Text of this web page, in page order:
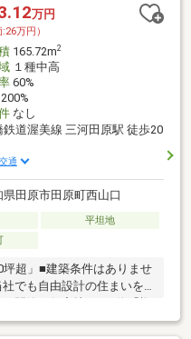
万円
:26万円）
165.72m2
１種中高
60%
なし
鉄道渥美線 三河田原駅 徒歩20
通
県田原市田原町西山口
平坦地
超」■建築条件はありませ
でも自由設計の住まいを